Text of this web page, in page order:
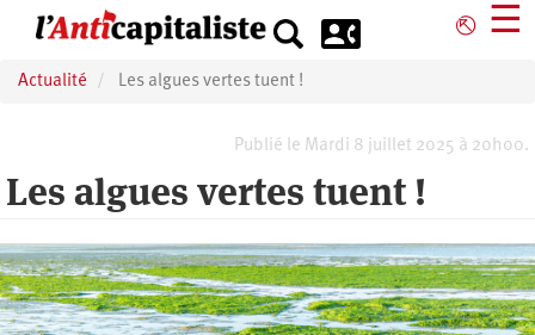
principal
⎋ ☰
Actualité Les algues vertes tuent !
Publié le Mardi 8 juillet 2025 à 20h00.
Les algues vertes tuent !